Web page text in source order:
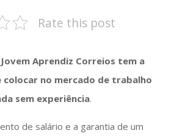
Rate this post
Aprendiz Correios tem a
colocar no mercado de trabalho
sem experiência.
de salário e a garantia de um